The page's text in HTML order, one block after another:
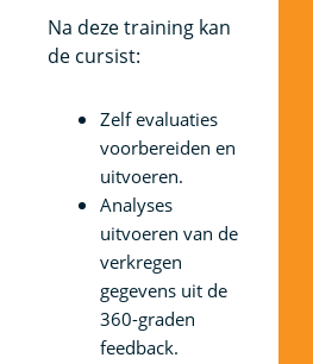
Na deze training kan
de cursist:
Zelf evaluaties
voorbereiden en
uitvoeren.
Analyses
uitvoeren van de
verkregen
gegevens uit de
360-graden
feedback.